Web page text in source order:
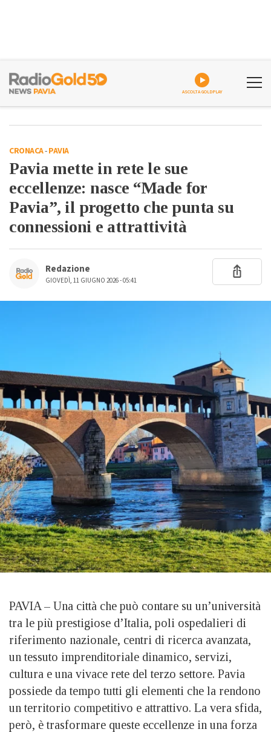
ASCOLTA GOLDPLAY
CRONACA-PAVIA
Pavia mette in rete le sue
eccellenze: nasce “Made for
Pavia”, il progetto che punta su
connessioni e attrattività
Redazione
GIOVEDÌ, 11 GIUGNO 2026 - 05:41
PAVIA – Una città che può contare su un’università
tra le più prestigiose d’Italia, poli ospedalieri di
riferimento nazionale, centri di ricerca avanzata,
un tessuto imprenditoriale dinamico, servizi,
cultura e una vivace rete del terzo settore. Pavia
possiede da tempo tutti gli elementi che la rendono
un territorio competitivo e attrattivo. La vera sfida,
però, è trasformare queste eccellenze in una forza